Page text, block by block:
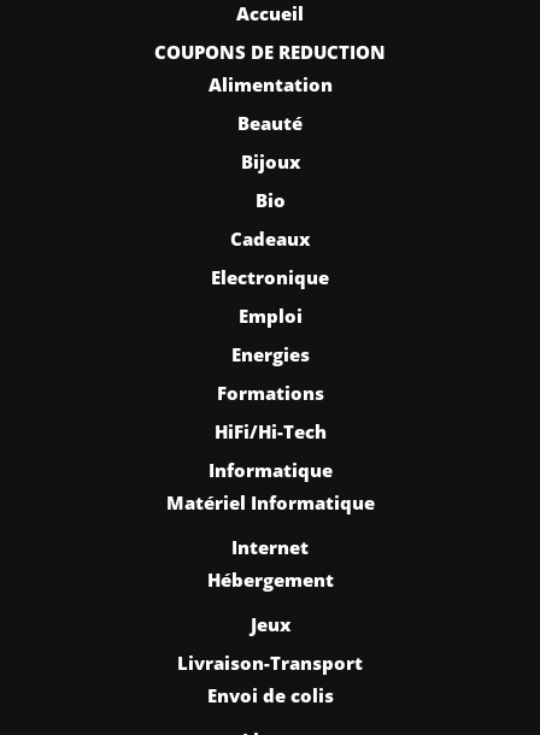
Accueil
COUPONS DE REDUCTION
Alimentation
Beauté
Bijoux
Bio
Cadeaux
Electronique
Emploi
Energies
Formations
HiFi/Hi-Tech
Informatique
Matériel Informatique
Internet
Hébergement
Jeux
Livraison-Transport
Envoi de colis